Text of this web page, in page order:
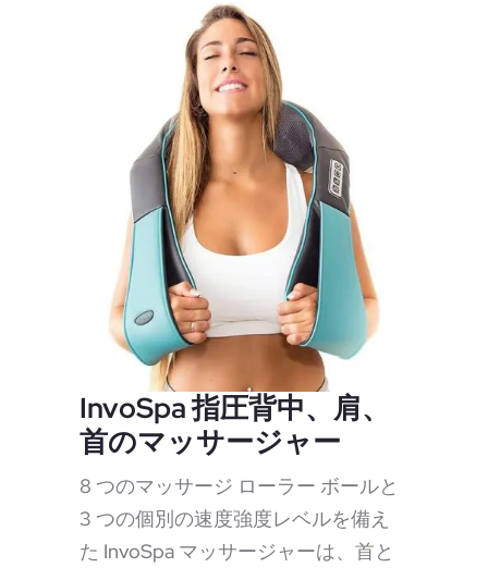
InvoSpa 指圧背中、肩、
首のマッサージャー
8 つのマッサージ ローラー ボールと
3 つの個別の速度強度レベルを備え
た InvoSpa マッサージャーは、首と